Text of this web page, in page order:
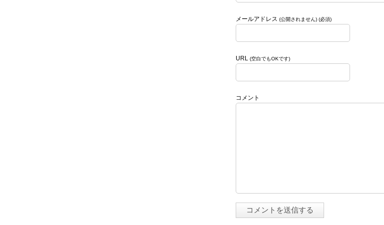
メールアドレス (公開されません) (必須)
URL (空白でもOKです)
コメント